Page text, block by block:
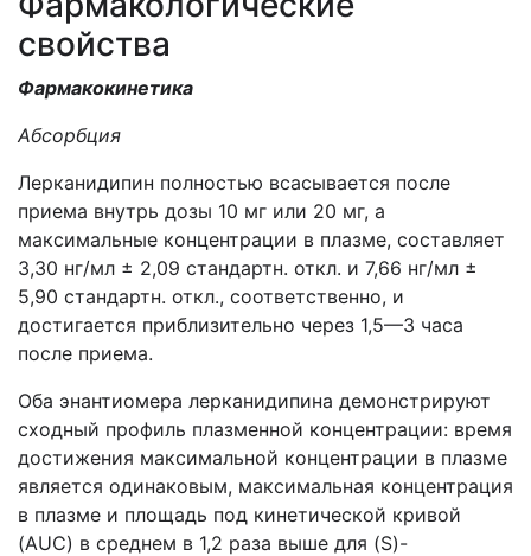
свойства
Фармакокинетика
Абсорбция
Лерканидипин полностью всасывается после
приема внутрь дозы 10 мг или 20 мг, а
максимальные концентрации в плазме, составляет
3,30 нг/мл ± 2,09 стандартн. откл. и 7,66 нг/мл ±
5,90 стандартн. откл., соответственно, и
достигается приблизительно через 1,5—3 часа
после приема.
Оба энантиомера лерканидипина демонстрируют
сходный профиль плазменной концентрации: время
достижения максимальной концентрации в плазме
является одинаковым, максимальная концентрация
в плазме и площадь под кинетической кривой
(AUC) в среднем в 1,2 раза выше для (S)-